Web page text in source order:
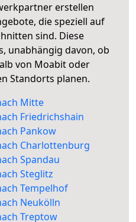
erstellen
die speziell auf
sind. Diese
unabhängig davon, ob
von Moabit oder
Standorts planen.
Mitte
Friedrichshain
Pankow
Charlottenburg
Spandau
Steglitz
Tempelhof
Neukölln
Treptow